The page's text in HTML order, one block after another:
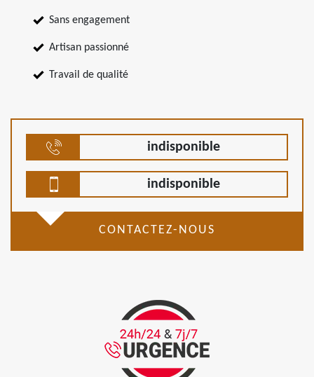
Sans engagement
Artisan passionné
Travail de qualité
indisponible
indisponible
CONTACTEZ-NOUS